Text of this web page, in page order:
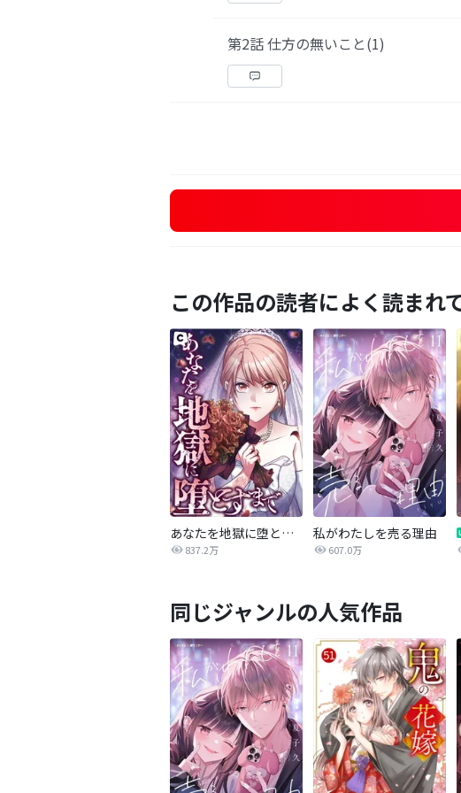
第2話 仕方の無いこと(1)
この作品の読者によく読まれ
あなたを地獄に堕とすまで
837.2万
私がわたしを売る理由
607.0万
同じジャンルの人気作品